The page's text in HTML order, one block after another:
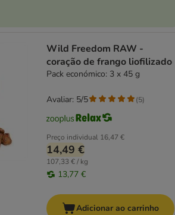
Wild Freedom RAW -
coração de frango liofilizado
Pack económico: 3 x 45 g
Preço individual 16,47 €
14,49 €
107,33 € / kg
13,77 €
Avaliar: 5/5 (5)
Adicionar ao carrinho